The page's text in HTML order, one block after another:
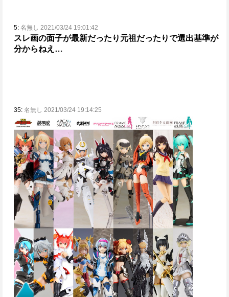
5: 名無し 2021/03/24 19:01:42
スレ画の面子が最新だったり元祖だったりで選出基準が
分からねえ…
35: 名無し 2021/03/24 19:14:25